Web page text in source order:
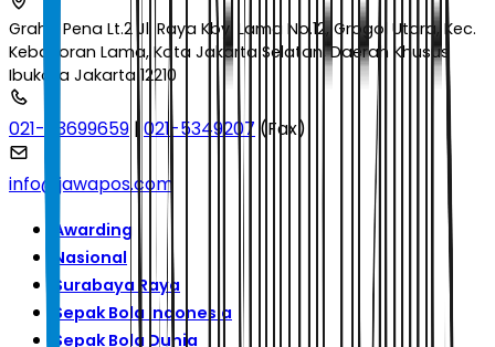
Graha Pena Lt.2 Jl. Raya Kby. Lama No.12, Grogol Utara, Kec.
Kebayoran Lama, Kota Jakarta Selatan, Daerah Khusus
Ibukota Jakarta 12210
021-53699659 | 021-5349207 (Fax)
info@jawapos.com
Awarding
Nasional
Surabaya Raya
Sepak Bola Indonesia
Sepak Bola Dunia